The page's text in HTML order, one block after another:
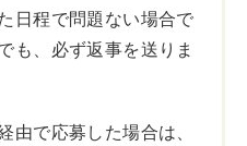
日程で問題ない場合で
も、必ず返事を送りま
由で応募した場合は、